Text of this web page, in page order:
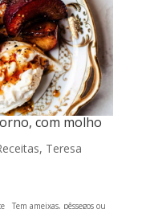
com molho
, Teresa
Tem ameixas, pêssegos ou